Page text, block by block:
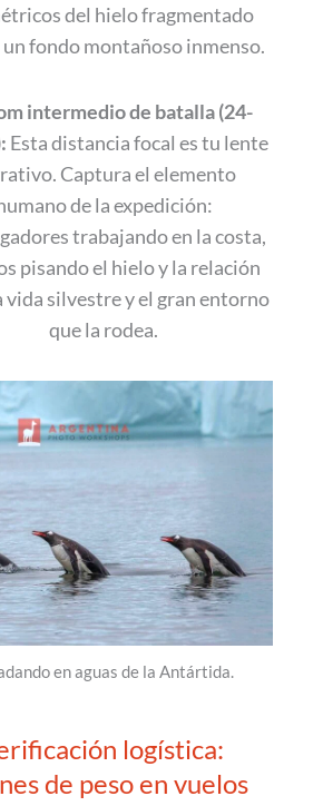
del hielo fragmentado
fondo montañoso inmenso.
intermedio de batalla (24-
Esta distancia focal es tu lente
Captura el elemento
de la expedición:
trabajando en la costa,
pisando el hielo y la relación
vida silvestre y el gran entorno
que la rodea.
en aguas de la Antártida.
logística:
de peso en vuelos